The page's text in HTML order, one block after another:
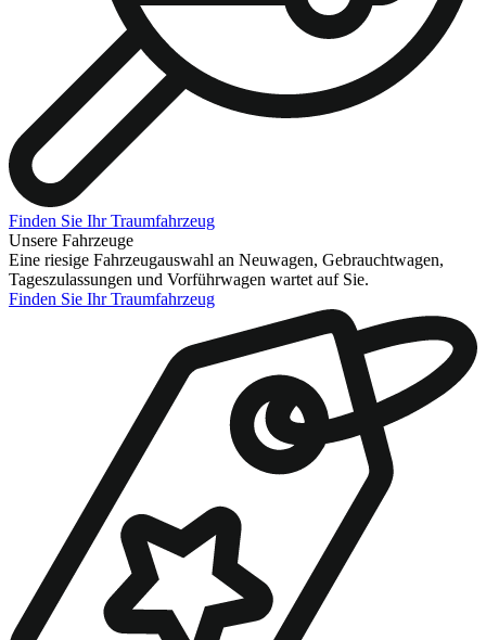
Finden Sie Ihr Traumfahrzeug
Unsere Fahrzeuge
Eine riesige Fahrzeugauswahl an Neuwagen, Gebrauchtwagen,
Tageszulassungen und Vorführwagen wartet auf Sie.
Finden Sie Ihr Traumfahrzeug